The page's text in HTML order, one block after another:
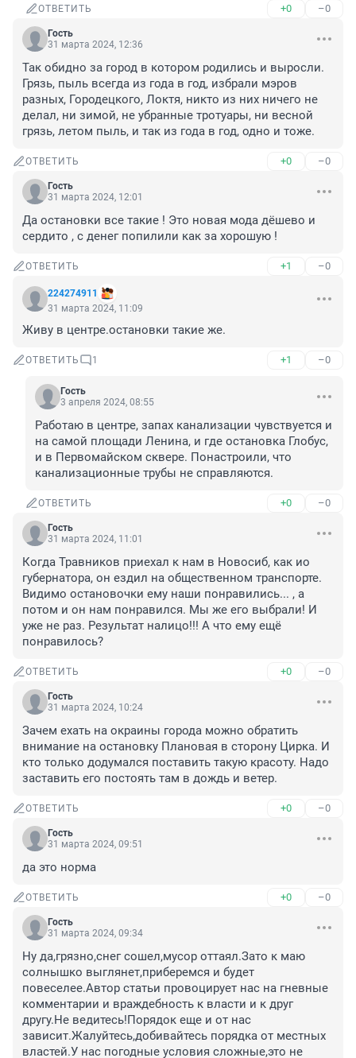
ОТВЕТИТЬ +0 –0
Гость
31 марта 2024, 12:36
Так обидно за город в котором родились и выросли.
Грязь, пыль всегда из года в год, избрали мэров
разных, Городецкого, Локтя, никто из них ничего не
делал, ни зимой, не убранные тротуары, ни весной
грязь, летом пыль, и так из года в год, одно и тоже.
ОТВЕТИТЬ +0 –0
Гость
31 марта 2024, 12:01
Да остановки все такие ! Это новая мода дёшево и
сердито , с денег попилили как за хорошую !
ОТВЕТИТЬ +1 –0
224274911
31 марта 2024, 11:09
Живу в центре.остановки такие же.
ОТВЕТИТЬ 1 +1 –0
Гость
3 апреля 2024, 08:55
Работаю в центре, запах канализации чувствуется и
на самой площади Ленина, и где остановка Глобус,
и в Первомайском сквере. Понастроили, что
канализационные трубы не справляются.
ОТВЕТИТЬ +0 –0
Гость
31 марта 2024, 11:01
Когда Травников приехал к нам в Новосиб, как ио
губернатора, он ездил на общественном транспорте.
Видимо остановочки ему наши понравились... , а
потом и он нам понравился. Мы же его выбрали! И
уже не раз. Результат налицо!!! А что ему ещё
понравилось?
ОТВЕТИТЬ +0 –0
Гость
31 марта 2024, 10:24
Зачем ехать на окраины города можно обратить
внимание на остановку Плановая в сторону Цирка. И
кто только додумался поставить такую красоту. Надо
заставить его постоять там в дождь и ветер.
ОТВЕТИТЬ +0 –0
Гость
31 марта 2024, 09:51
да это норма
ОТВЕТИТЬ +0 –0
Гость
31 марта 2024, 09:34
Ну да,грязно,снег сошел,мусор оттаял.Зато к маю
солнышко выглянет,приберемся и будет
повеселее.Автор статьи провоцирует нас на гневные
комментарии и враждебность к власти и к друг
другу.Не ведитесь!Порядок еще и от нас
зависит.Жалуйтесь,добивайтесь порядка от местных
властей.У нас погодные условия сложные,это не